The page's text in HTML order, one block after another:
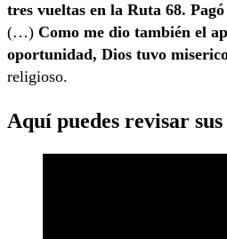
tres vueltas en la Ruta 68.
(…) Como me dio también el
oportunidad, Dios tuvo
religioso.
Aquí puedes revisar